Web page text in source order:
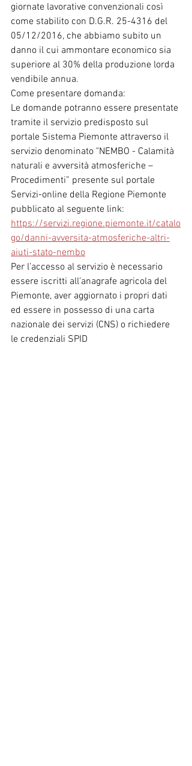
giornate lavorative convenzionali così
come stabilito con D.G.R. 25-4316 del
05/12/2016, che abbiamo subito un
danno il cui ammontare economico sia
superiore al 30% della produzione lorda
vendibile annua.
Come presentare domanda:
Le domande potranno essere presentate
tramite il servizio predisposto sul
portale Sistema Piemonte attraverso il
servizio denominato "NEMBO - Calamità
naturali e avversità atmosferiche –
Procedimenti” presente sul portale
Servizi-online della Regione Piemonte
pubblicato al seguente link:
https://servizi.regione.piemonte.it/catalo
go/danni-avversita-atmosferiche-altri-
aiuti-stato-nembo
Per l’accesso al servizio è necessario
essere iscritti all’anagrafe agricola del
Piemonte, aver aggiornato i propri dati
ed essere in possesso di una carta
nazionale dei servizi (CNS) o richiedere
le credenziali SPID